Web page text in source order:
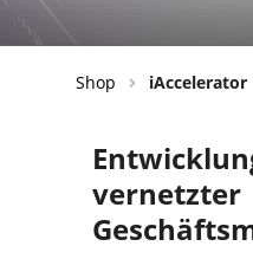
Shop iAccelerator